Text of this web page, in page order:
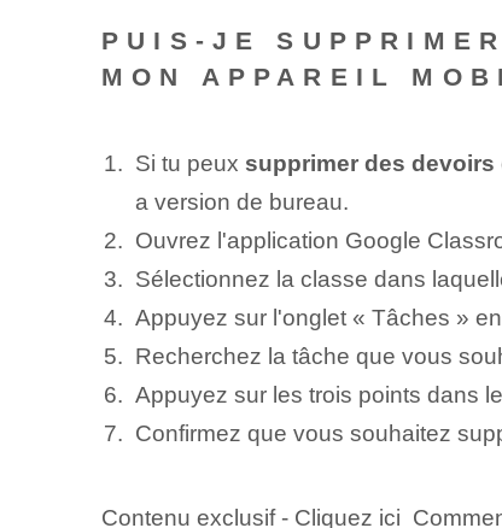
PUIS-JE
MON APPAREIL
Si tu peux supprimer des
a version de bureau.
Ouvrez l'application Google
Sélectionnez la classe dans
Appuyez sur l'onglet « Tâches »
Recherchez la tâche que vous
Appuyez sur les trois points dans
Confirmez que vous souhaitez
Contenu exclusif - Cliquez ici